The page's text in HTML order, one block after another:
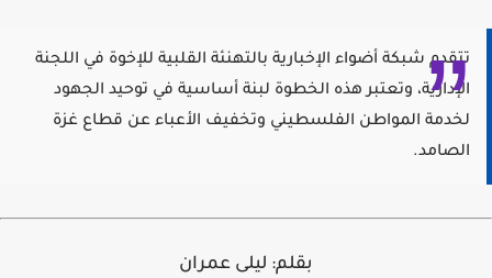
تتقدم شبكة أضواء الإخبارية بالتهنئة القلبية للإخوة في اللجنة
الإدارية، وتعتبر هذه الخطوة لبنة أساسية في توحيد الجهود
لخدمة المواطن الفلسطيني وتخفيف الأعباء عن قطاع غزة
الصامد.
بقلم: ليلى عمران